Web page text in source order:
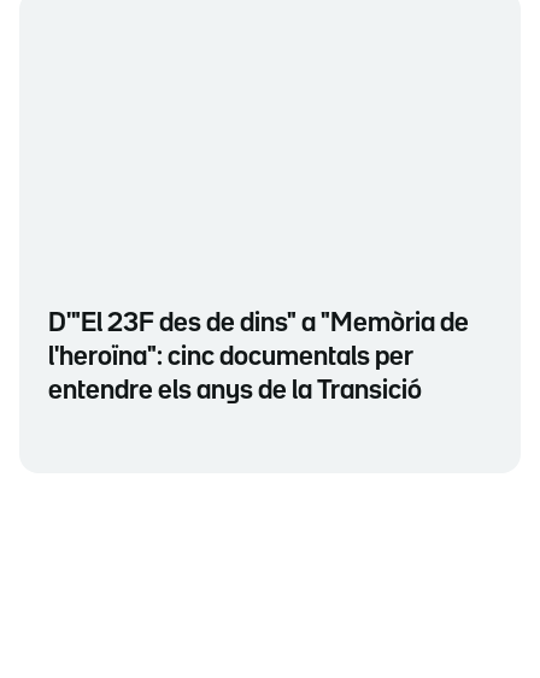
D'"El 23F des de dins" a "Memòria de
l'heroïna": cinc documentals per
entendre els anys de la Transició